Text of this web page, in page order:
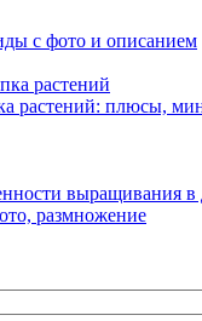
с фото и описанием
растений: плюсы,
выращивания
размножение